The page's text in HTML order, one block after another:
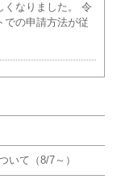
くなりました。 令
での申請方法が従
いて（8/7～）